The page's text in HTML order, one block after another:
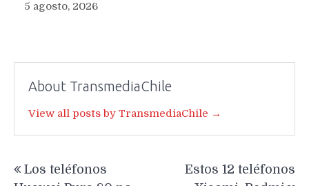
5 agosto, 2026
About TransmediaChile
View all posts by TransmediaChile →
de
Los teléfonos
Estos 12 teléfonos